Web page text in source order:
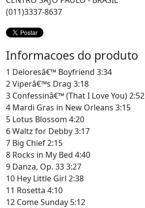
(011)3337-8637
Informacoes do produto
1 Deloresâ€™ Boyfriend 3:34
2 Viperâ€™s Drag 3:18
3 Confessinâ€™ (That I Love You) 2:52
4 Mardi Gras in New Orleans 3:15
5 Lotus Blossom 4:20
6 Waltz for Debby 3:17
7 Big Chief 2:15
8 Rocks in My Bed 4:40
9 Danza, Op. 33 3:27
10 Hey Little Girl 2:38
11 Rosetta 4:10
12 Come Sunday 5:12